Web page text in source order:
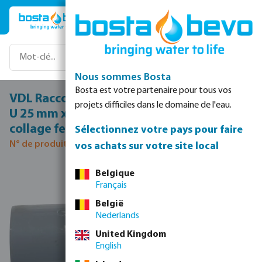
Passer au contenu principal
VDL Raccord union fabriqué sur tube PVC-
U 25 mm x 25/32 mm collage femelle x
collage femelle/collage mâle 16bar gris
N° de produit 0110020
Ignorer la galerie d'images
Nous sommes Bosta
Bosta est votre partenaire pour tous vos
projets difficiles dans le domaine de l'eau.
Sélectionnez votre pays pour faire
vos achats sur votre site local
Belgique
Français
België
Nederlands
United Kingdom
English